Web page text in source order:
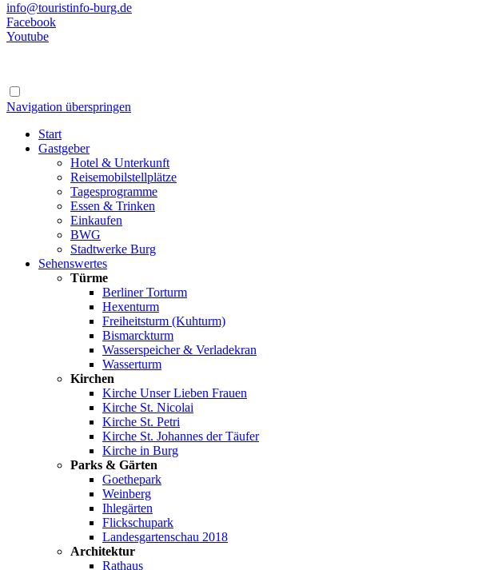
info@touristinfo-burg.de
Facebook
Youtube
Navigation überspringen
Start
Gastgeber
Hotel & Unterkunft
Reisemobilstellplätze
Tagesprogramme
Essen & Trinken
Einkaufen
BWG
Stadtwerke Burg
Sehenswertes
Türme
Berliner Torturm
Hexenturm
Freiheitsturm (Kuhturm)
Bismarckturm
Wasserspeicher & Verladekran
Wasserturm
Kirchen
Kirche Unser Lieben Frauen
Kirche St. Nicolai
Kirche St. Petri
Kirche St. Johannes der Täufer
Kirche in Burg
Parks & Gärten
Goethepark
Weinberg
Ihlegärten
Flickschupark
Landesgartenschau 2018
Architektur
Rathaus